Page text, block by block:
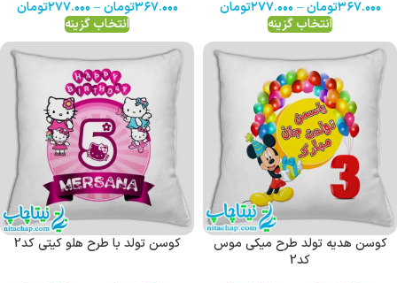
۳۶۷.۰۰۰تومان – ۲۷۷.۰۰۰تومان
انتخاب گزینه
۳۶۷.۰۰۰تومان – ۲۷۷.۰۰۰تومان
انتخاب گزینه
کوسن هدیه تولد طرح میکی موس
کد2
کوسن تولد با طرح هلو کیتی کد2